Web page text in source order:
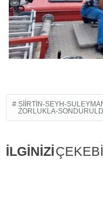
SIIRTIN-SEYH-
ZORLUKLA-
İLGİNİZİ